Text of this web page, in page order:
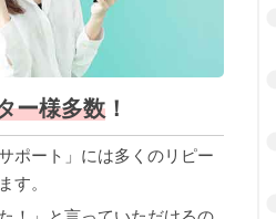
ー様多数 ！
ポート」には多くのリピー
す。